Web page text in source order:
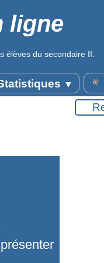
ligne
élèves du secondaire II.
▼